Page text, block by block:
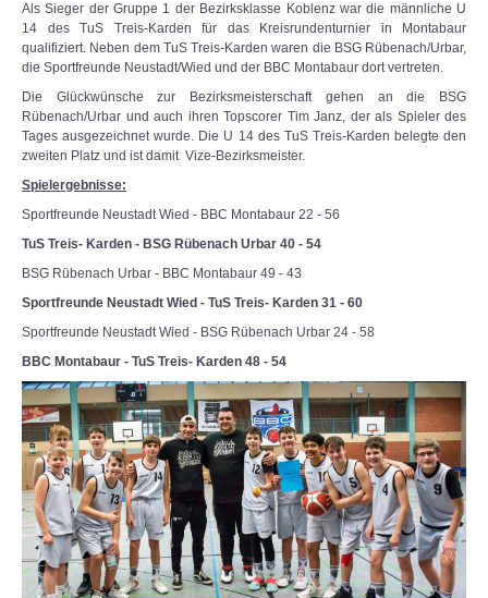
Als Sieger der Gruppe 1 der Bezirksklasse Koblenz war die männliche U
14 des TuS Treis-Karden für das Kreisrundenturnier in Montabaur
qualifiziert. Neben dem TuS Treis-Karden waren die BSG Rübenach/Urbar,
die Sportfreunde Neustadt/Wied und der BBC Montabaur dort vertreten.
Die Glückwünsche zur Bezirksmeisterschaft gehen an die BSG
Rübenach/Urbar und auch ihren Topscorer Tim Janz, der als Spieler des
Tages ausgezeichnet wurde. Die U 14 des TuS Treis-Karden belegte den
zweiten Platz und ist damit Vize-Bezirksmeister.
Spielergebnisse:
Sportfreunde Neustadt Wied - BBC Montabaur 22 - 56
TuS Treis- Karden - BSG Rübenach Urbar 40 - 54
BSG Rübenach Urbar - BBC Montabaur 49 - 43
Sportfreunde Neustadt Wied - TuS Treis- Karden 31 - 60
Sportfreunde Neustadt Wied - BSG Rübenach Urbar 24 - 58
BBC Montabaur - TuS Treis- Karden 48 - 54